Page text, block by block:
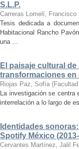
S.L.P.
Carreras Lomelí, Francisco
Tesis dedicada a
Habitacional Rancho
una ...
El paisaje cultural
transformaciones en
Riojas Paz, Sofía (
La investigación se centra
interrelación a lo largo de
Identidades
Spotify México
Cervantes Martínez, Jalil